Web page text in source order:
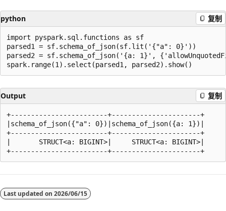
python 复制
import pyspark.sql.functions as sf
parsed1 = sf.schema_of_json(sf.lit('{"a": 0}'))
parsed2 = sf.schema_of_json('{a: 1}',
Output 复制
+------------------------+----------------------+
|schema_of_json({"a": 0})|schema_of_json({a: 1})|
+------------------------+----------------------+
|       STRUCT<a: BIGINT>|     STRUCT<a: BIGINT>|
模Last updated on 2026/06/15